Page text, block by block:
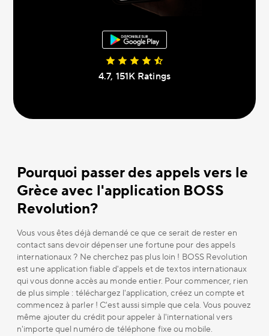
4.7, 151К Ratings
Pourquoi passer des appels vers le
Grèce avec l'application BOSS
Revolution?
Vous vous êtes déjà demandé ce que ce serait de rester en
contact sans devoir dépenser une fortune pour des appels
internationaux ? Ne cherchez pas plus loin ! BOSS Revolution
est une application fiable d'appels et de textos internationaux
qui vous donne accès au monde entier. Pour commencer, rien
de plus simple : téléchargez l'application, créez un compte et
commencez à parler ! C'est aussi simple que cela. Vous pouvez
même ajouter du crédit pour appeler à l'international vers
n'importe quel numéro de téléphone fixe ou mobile.